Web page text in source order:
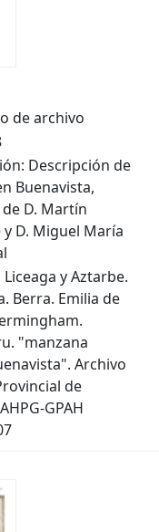
de archivo
Descripción de
Buenavista,
D. Martín
D. Miguel María
Liceaga y Aztarbe.
Berra. Emilia de
"manzana
Archivo
de
GPAH